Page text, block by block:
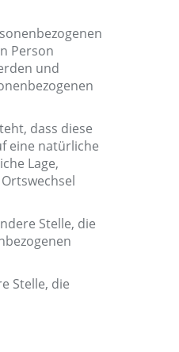
Person
und
dass diese
eine natürliche
Lage,
Stelle, die
Stelle, die